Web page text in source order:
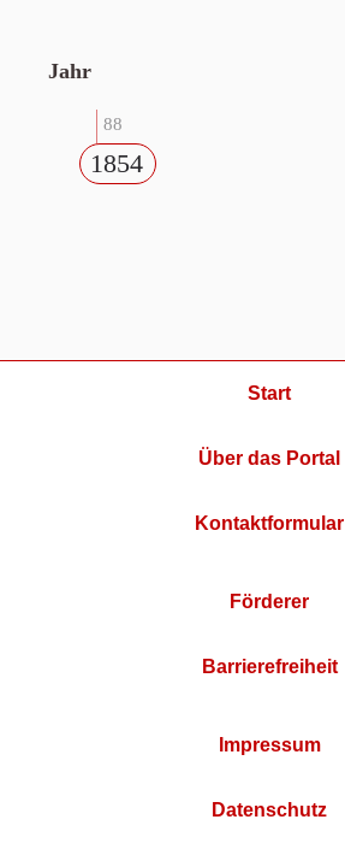
Jahr
88
1854
Start
Über das Portal
Kontaktformular
Förderer
Barrierefreiheit
Impressum
Datenschutz